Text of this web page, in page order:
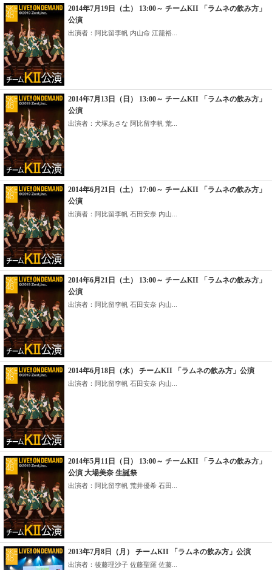
2014年7月19日（土） 13:00～ チームKII 「ラムネの飲み方」
公演
出演者：阿比留李帆 内山命 江籠裕...
2014年7月13日（日） 13:00～ チームKII 「ラムネの飲み方」
公演
出演者：犬塚あさな 阿比留李帆 荒...
2014年6月21日（土） 17:00～ チームKII 「ラムネの飲み方」
公演
出演者：阿比留李帆 石田安奈 内山...
2014年6月21日（土） 13:00～ チームKII 「ラムネの飲み方」
公演
出演者：阿比留李帆 石田安奈 内山...
2014年6月18日（水） チームKII 「ラムネの飲み方」公演
出演者：阿比留李帆 石田安奈 内山...
2014年5月11日（日） 13:00～ チームKII 「ラムネの飲み方」
公演 大場美奈 生誕祭
出演者：阿比留李帆 荒井優希 石田...
2013年7月8日（月） チームKII 「ラムネの飲み方」公演
出演者：後藤理沙子 佐藤聖羅 佐藤...